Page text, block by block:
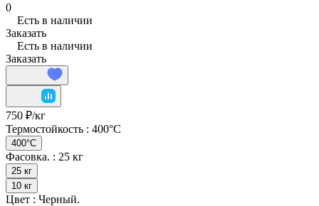
0
Есть в наличии
Заказать
Есть в наличии
Заказать
750 ₽/кг
Термостойкость : 400°C
400°C
Фасовка. : 25 кг
25 кг
10 кг
Цвет : Черный.